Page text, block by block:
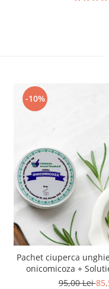
-10%
Pachet ciuperca
onicomicoza +
95,00 Lei